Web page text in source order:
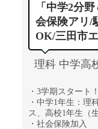
「中学2分
会保険アリ/
OK/三田市
理科 中学高
・3学期スタート
・中学1年生：理
ス、高校1年生（
・社会保険加入